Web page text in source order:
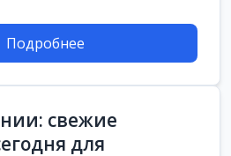
Подробнее
свежие
для